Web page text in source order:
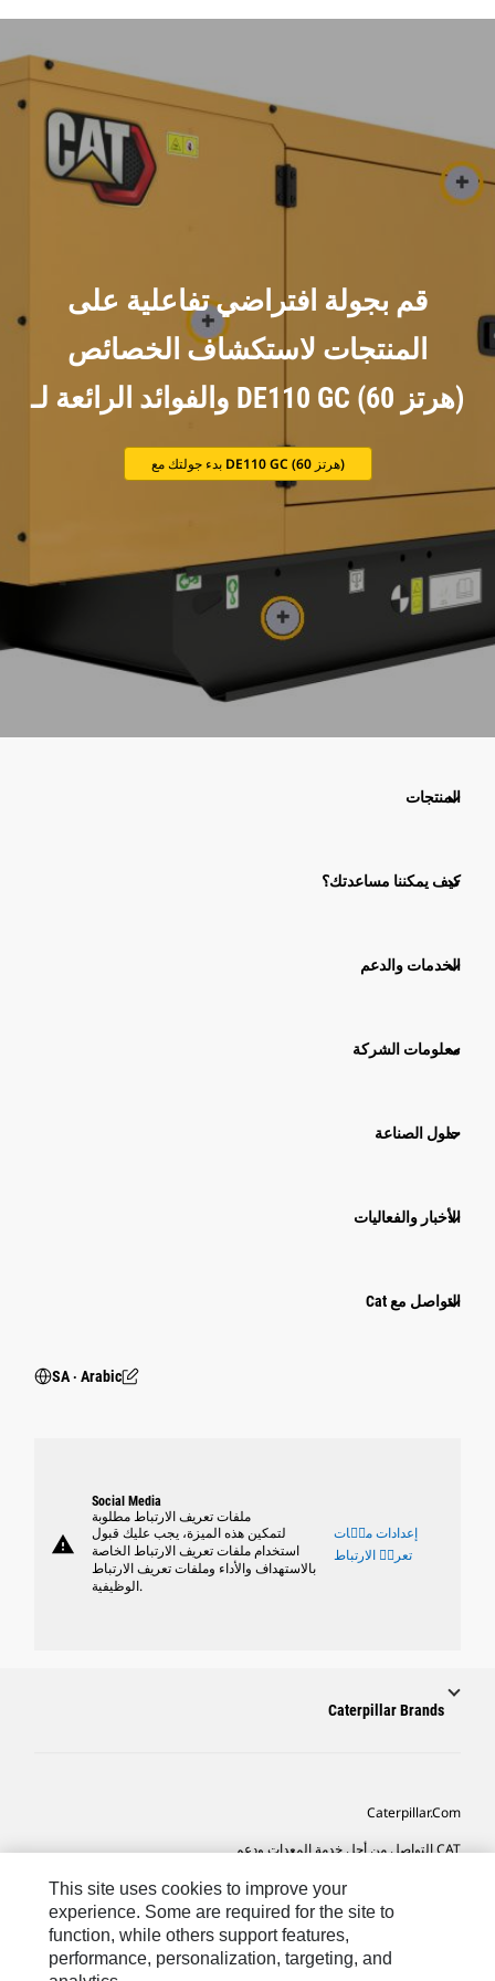
قم بجولة افتراضي تفاعلية على
المنتجات لاستكشاف الخصائص
والفوائد الرائعة لـ DE110 GC (60 هرتز)
بدء جولتك مع DE110 GC (60 هرتز)
المنتجات
كيف يمكننا مساعدتك؟
الخدمات والدعم
معلومات الشركة
حلول الصناعة
الأخبار والفعاليات
التواصل مع Cat
SA ‧ Arabic
warning
Social Media
ملفات تعريف الارتباط مطلوبة
لتمكين هذه الميزة، يجب عليك قبول
استخدام ملفات تعريف الارتباط الخاصة
بالاستهداف والأداء وملفات تعريف الارتباط
الوظيفية.
إعدادات ملٝات
تعريٝ الارتباط
Caterpillar Brands
Caterpillar.com
CAT التواصل من أجل خدمة المعدات ودعم
تفضيلات التسويق الخاصة بي
خريطة الموقع
Cookie Settings
This site uses cookies to improve your
experience. Some are required for the site to
function, while others support features,
performance, personalization, targeting, and